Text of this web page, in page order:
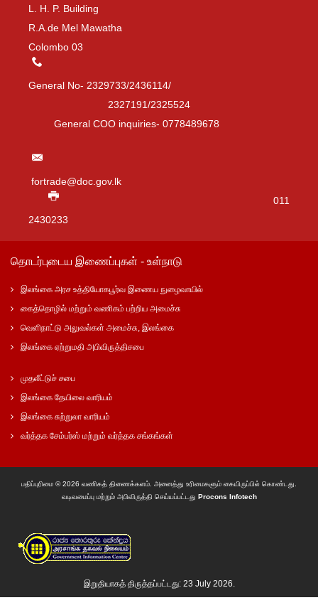
L. H. P. Building
R.A.de Mel Mawatha
Colombo 03
General No- 2329733/2436114/
2327191/2325524
General COO inquiries- 0778489678
fortrade@doc.gov.lk
011
2430233
தொடர்புடைய இணைப்புகள் - உள்நாடு
இலங்கை அரச உத்தியோகபூர்வ இணைய நுழைவாயில்
கைத்தொழில் மற்றும் வணிகம் பற்றிய அமைச்சு
வெளிநாட்டு அலுவல்கள் அமைச்சு, இலங்கை
இலங்கை ஏற்றுமதி அபிவிருத்திசபை
முதலீட்டுச் சபை
இலங்கை தேயிலை வாரியம்
இலங்கை சுற்றுலா வாரியம்
வர்த்தக சேம்பர்ஸ் மற்றும் வர்த்தக சங்கங்கள்
பதிப்புரிமை © 2026 வணிகத் திணைக்களம். அனைத்து உரிமைகளும் கையிருப்பில் கொண்டது.
வடிவமைப்பு மற்றும் அபிவிருத்தி செய்யப்பட்டது Procons Infotech
இறுதியாகத் திருத்தப்பட்டது: 23 July 2026.